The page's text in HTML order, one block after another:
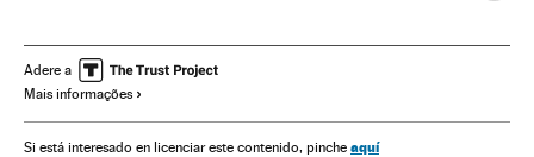
Reservas naturais Biodiversidade
Reintrodução espécies
Adere a
Mais informações
Si está interesado en licenciar este contenido, pinche aquí